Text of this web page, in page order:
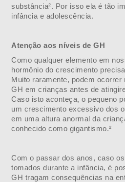
substância². Por isso ela é tão
infância e adolescência.
Atenção aos níveis de GH
Como qualquer elemento em
hormônio do crescimento
Muito raramente, podem ocorrer
GH em crianças antes de
Caso isto aconteça, o pequeno
um crescimento excessivo dos
em uma altura anormal da
conhecido como gigantismo.²
Com o passar dos anos, caso
tomados durante a infância, é
GH tragam consequências na